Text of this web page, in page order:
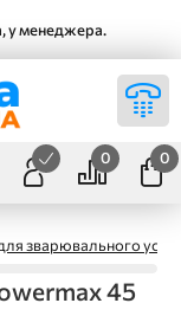
у менеджера.
0 0
зварювального
45